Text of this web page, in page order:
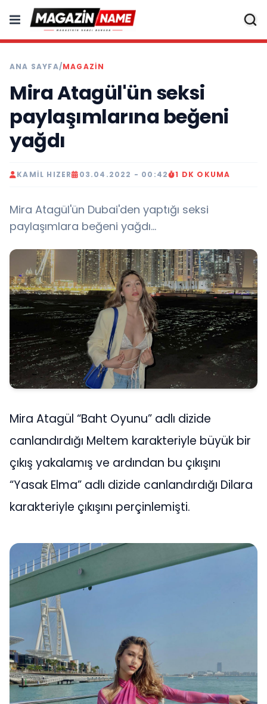
ANA SAYFA/MAGAZIN
Mira Atagül'ün seksi
paylaşımlarına beğeni
yağdı
KAMIL HIZER 03.04.2022 - 00:42 1 DK OKUMA
Mira Atagül'ün Dubai'den yaptığı seksi
paylaşımlara beğeni yağdı...
Mira Atagül “Baht Oyunu” adlı dizide
canlandırdığı Meltem karakteriyle büyük bir
çıkış yakalamış ve ardından bu çıkışını
“Yasak Elma” adlı dizide canlandırdığı Dilara
karakteriyle çıkışını perçinlemişti.